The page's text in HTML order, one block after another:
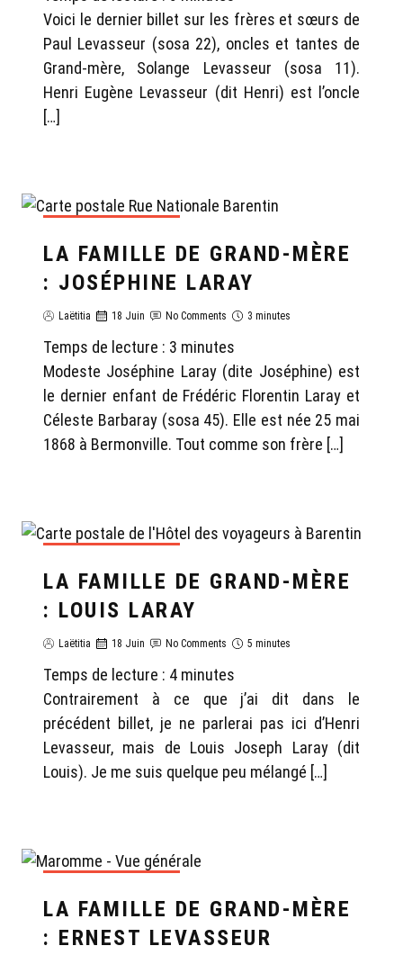
Voici le dernier billet sur les frères et sœurs de
Paul Levasseur (sosa 22), oncles et tantes de
Grand-mère, Solange Levasseur (sosa 11).
Henri Eugène Levasseur (dit Henri) est l’oncle
[…]
LA FAMILLE DE GRAND-MÈRE
: JOSÉPHINE LARAY
Laëtitia 18 Juin No Comments 3 minutes
Temps de lecture : 3 minutes
Modeste Joséphine Laray (dite Joséphine) est
le dernier enfant de Frédéric Florentin Laray et
Céleste Barbaray (sosa 45). Elle est née 25 mai
1868 à Bermonville. Tout comme son frère […]
LA FAMILLE DE GRAND-MÈRE
: LOUIS LARAY
Laëtitia 18 Juin No Comments 5 minutes
Temps de lecture : 4 minutes
Contrairement à ce que j’ai dit dans le
précédent billet, je ne parlerai pas ici d’Henri
Levasseur, mais de Louis Joseph Laray (dit
Louis). Je me suis quelque peu mélangé […]
LA FAMILLE DE GRAND-MÈRE
: ERNEST LEVASSEUR